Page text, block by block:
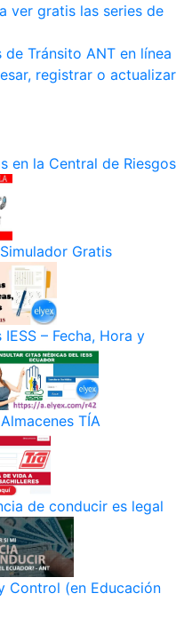
ver gratis las series de
Tránsito ANT en línea
registrar o actualizar
en la Central de Riesgos
Gratis
– Fecha, Hora y
TÍA
de conducir es legal
Control (en Educación